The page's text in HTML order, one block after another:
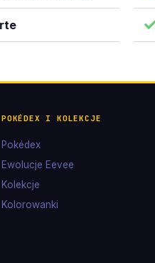
POKÉDEX I KOLEKCJE
Pokédex
Ewolucje Eevee
Kolekcje
Kolorowanki